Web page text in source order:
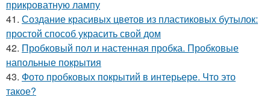
прикроватную лампу
41. Создание красивых цветов из пластиковых бутылок:
простой способ украсить свой дом
42. Пробковый пол и настенная пробка. Пробковые
напольные покрытия
43. Фото пробковых покрытий в интерьере. Что это
такое?